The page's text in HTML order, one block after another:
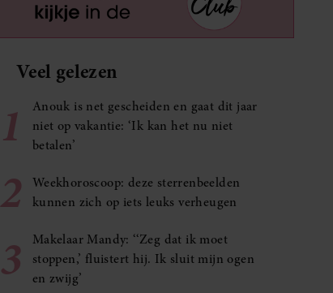
Veel gelezen
1
Anouk is net gescheiden en gaat dit jaar
niet op vakantie: ‘Ik kan het nu niet
betalen’
2
Weekhoroscoop: deze sterrenbeelden
kunnen zich op iets leuks verheugen
3
Makelaar Mandy: ‘‘Zeg dat ik moet
stoppen,’ fluistert hij. Ik sluit mijn ogen
en zwijg’